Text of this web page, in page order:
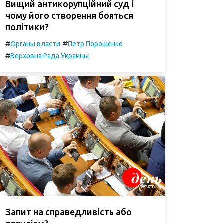
Вищий антикорупційний суд і
чому його створення бояться
політики?
#Органы власти #Петр Порошенко
#Верховна Рада Украины
Запит на справедливість або